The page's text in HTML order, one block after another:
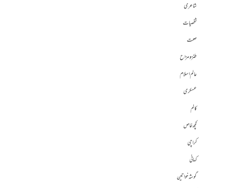
شاعری
شخصیات
صحت
طنز و مزاح
عالم اسلام
عسکری
کالم
کچھ خاص
کراچی
کہانی
گوشہ خواتین